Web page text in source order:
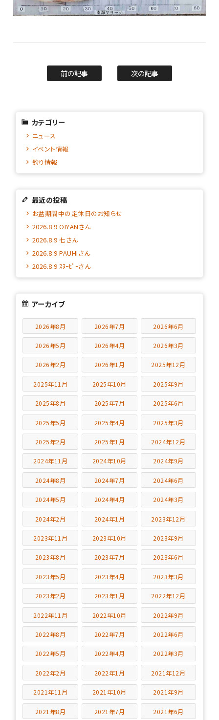
前の記事 次の記事
カテゴリー
ニュース
イベント情報
釣り情報
最近の投稿
お盆期間中の定休日のお知らせ
2026.8.9 OIYANさん
2026.8.9 七さん
2026.8.9 PAUHIさん
2026.8.9 ｽﾇｰﾋﾟｰさん
アーカイブ
2026年8月 2026年7月 2026年6月
2026年5月 2026年4月 2026年3月
2026年2月 2026年1月 2025年12月
2025年11月 2025年10月 2025年9月
2025年8月 2025年7月 2025年6月
2025年5月 2025年4月 2025年3月
2025年2月 2025年1月 2024年12月
2024年11月 2024年10月 2024年9月
2024年8月 2024年7月 2024年6月
2024年5月 2024年4月 2024年3月
2024年2月 2024年1月 2023年12月
2023年11月 2023年10月 2023年9月
2023年8月 2023年7月 2023年6月
2023年5月 2023年4月 2023年3月
2023年2月 2023年1月 2022年12月
2022年11月 2022年10月 2022年9月
2022年8月 2022年7月 2022年6月
2022年5月 2022年4月 2022年3月
2022年2月 2022年1月 2021年12月
2021年11月 2021年10月 2021年9月
2021年8月 2021年7月 2021年6月